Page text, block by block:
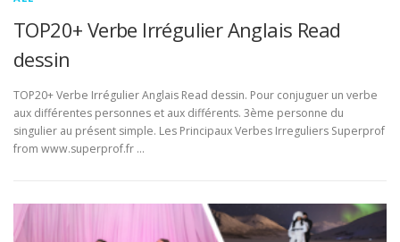
TOP20+ Verbe Irrégulier Anglais Read
dessin
TOP20+ Verbe Irrégulier Anglais Read dessin. Pour conjuguer un verbe
aux différentes personnes et aux différents. 3ème personne du
singulier au présent simple. Les Principaux Verbes Irreguliers Superprof
from www.superprof.fr …